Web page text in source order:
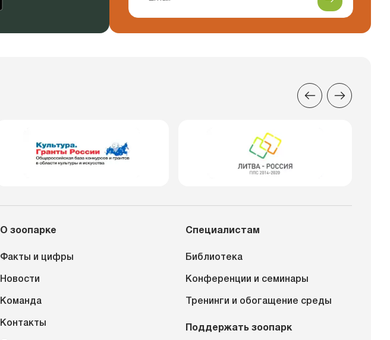
О зоопарке
Факты и цифры
Новости
Команда
Контакты
Специалистам
Библиотека
Конференции и семинары
Тренинги и обогащение среды
Поддержать зоопарк